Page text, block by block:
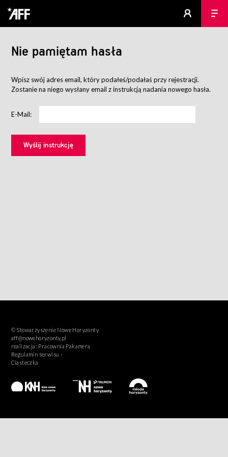
Nie pamiętam hasła
Wpisz swój adres email, który podałeś/podałaś przy rejestracji.
Zostanie na niego wysłany email z instrukcją nadania nowego hasła.
E-Mail:
© Stowarzyszenie Nowe Horyzonty
aff@nowehoryzonty.pl
realizacja: Pracownia Pakamera
Regulamin serwisu ›
Ciasteczka